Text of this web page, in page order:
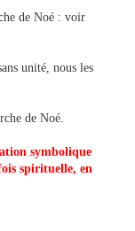
de Noé : voir
unité, nous les
de Noé.
symbolique
spirituelle, en